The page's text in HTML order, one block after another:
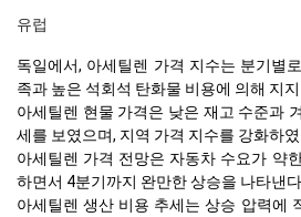
유럽
독일에서, 아세틸렌 가격 지수는 분기별
족과 높은 석회석 탄화물 비용에 의해 지지
아세틸렌 현물 가격은 낮은 재고 수준과
세를 보였으며, 지역 가격 지수를 강화하였
아세틸렌 가격 전망은 자동차 수요가 약
하면서 4분기까지 완만한 상승을 나타낸다.
아세틸렌 생산 비용 추세는 상승 압력에